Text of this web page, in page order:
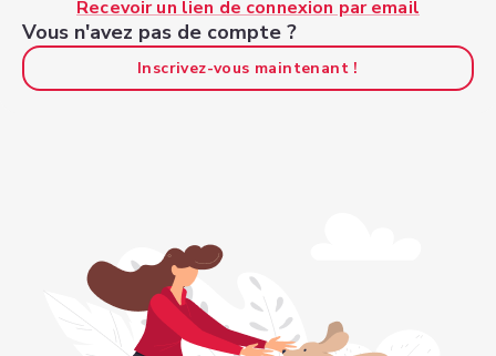
Recevoir un lien de connexion par email
Vous n'avez pas de compte ?
Inscrivez-vous maintenant !